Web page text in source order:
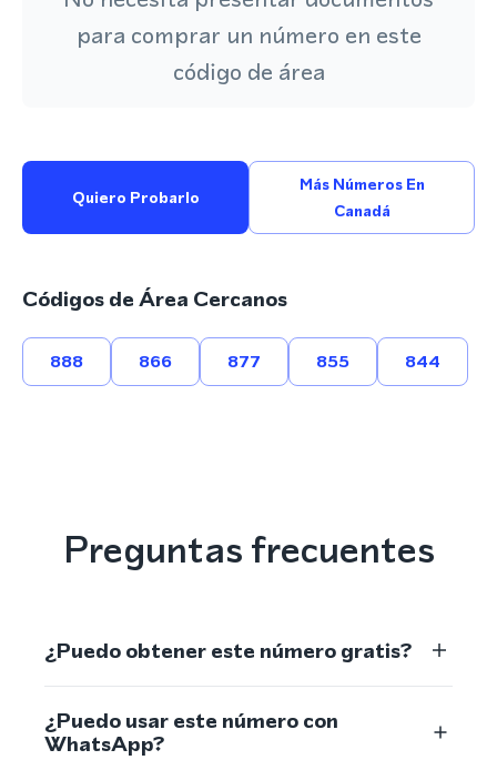
para comprar un número en este
código de área
Quiero Probarlo
Más Números En
Canadá
Códigos de Área Cercanos
888 866 877 855 844
Preguntas frecuentes
¿Puedo obtener este número gratis?
¿Puedo usar este número con
WhatsApp?